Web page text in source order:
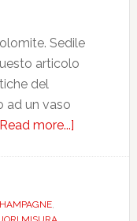
Sedile
articolo
del
ad un vaso
more...]
,